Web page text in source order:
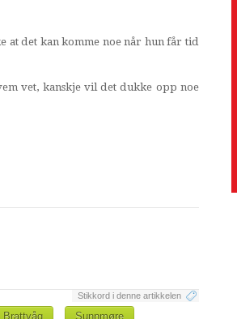
at det kan komme noe når hun får tid
vet, kanskje vil det dukke opp noe
Stikkord i denne artikkelen
Brattvåg Sunnmøre